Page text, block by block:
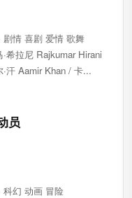
剧情 喜剧 爱情 歌舞
希拉尼 Rajkumar Hirani
·汗 Aamir Khan / 卡...
员
科幻 动画 冒险